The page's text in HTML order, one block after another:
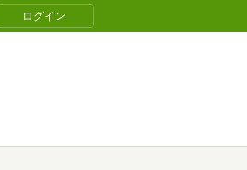
ログイン